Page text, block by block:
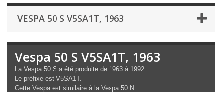
VESPA 50 S V5SA1T, 1963
Vespa 50 S V5SA1T, 1963
La Vespa 50 S a été produite de 1963 à 1992.
Le préfixe est V5SA1T.
Cette Vespa est similaire à la Vespa 50 N.